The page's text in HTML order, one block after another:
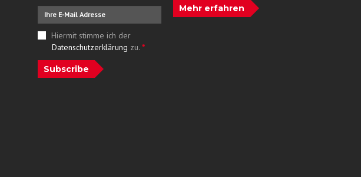
Hiermit stimme ich der
Datenschutzerklärung zu. *
Subscribe
Mehr erfahren